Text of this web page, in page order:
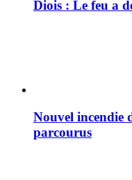
Diois : Le feu a
Nouvel incendie
parcourus